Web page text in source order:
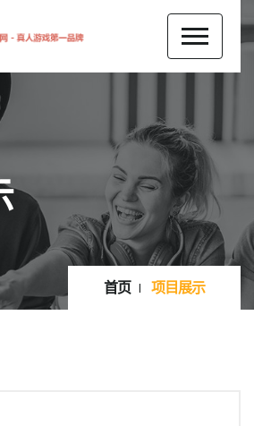
首页 项目展示